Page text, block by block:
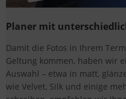
Planer mit
Damit die Fotos in Ihrem
Geltung kommen, haben wir
Auswahl – etwa in matt,
wie Velvet, Silk und einige